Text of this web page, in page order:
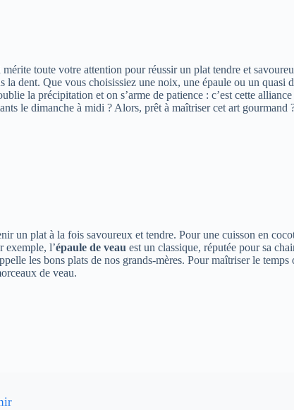
toute votre attention pour réussir un plat tendre et
dent. Que vous choisissiez une noix, une épaule ou un quasi
la précipitation et on s’arme de patience : c’est cette
le dimanche à midi ? Alors, prêt à maîtriser cet art gourmand
un plat à la fois savoureux et tendre. Pour une cuisson en
exemple, l’épaule de veau est un classique, réputée pour sa
les bons plats de nos grands-mères. Pour maîtriser le
de veau.